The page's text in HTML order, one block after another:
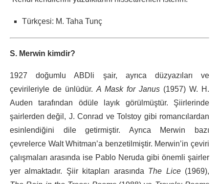
Türkçesi: M. Taha Tunç
S. Merwin kimdir?
1927 doğumlu ABDli şair, ayrıca düzyazıları ve
çevirileriyle de ünlüdür.A Mask for Janus (1957) W. H.
Auden tarafından ödüle layık görülmüştür. Şiirlerinde
şairlerden değil, J. Conrad ve Tolstoy gibi romancılardan
esinlendiğini dile getirmiştir. Ayrıca Merwin bazı
çevrelerce Walt Whitman’a benzetilmiştir. Merwin’in çeviri
çalışmaları arasında ise Pablo Neruda gibi önemli şairler
yer almaktadır. Şiir kitapları arasında The Lice(1969),